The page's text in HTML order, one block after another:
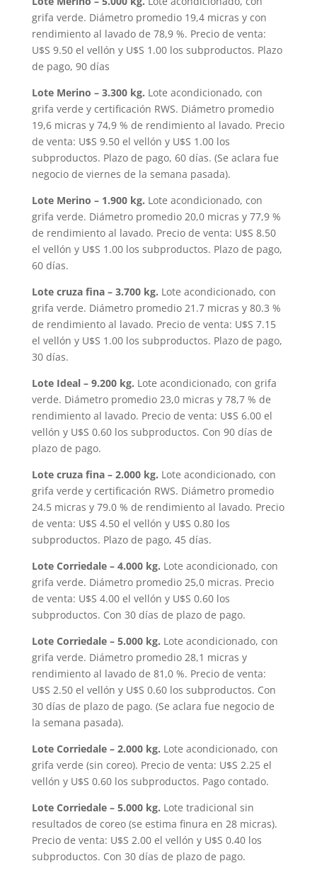
grifa verde. Diámetro promedio 19,4 micras y con
rendimiento al lavado de 78,9 %. Precio de venta:
U$S 9.50 el vellón y U$S 1.00 los subproductos. Plazo
de pago, 90 días
Lote Merino – 3.300 kg. Lote acondicionado, con
grifa verde y certificación RWS. Diámetro promedio
19,6 micras y 74,9 % de rendimiento al lavado. Precio
de venta: U$S 9.50 el vellón y U$S 1.00 los
subproductos. Plazo de pago, 60 días. (Se aclara fue
negocio de viernes de la semana pasada).
Lote Merino – 1.900 kg. Lote acondicionado, con
grifa verde. Diámetro promedio 20,0 micras y 77,9 %
de rendimiento al lavado. Precio de venta: U$S 8.50
el vellón y U$S 1.00 los subproductos. Plazo de pago,
60 días.
Lote cruza fina – 3.700 kg. Lote acondicionado, con
grifa verde. Diámetro promedio 21.7 micras y 80.3 %
de rendimiento al lavado. Precio de venta: U$S 7.15
el vellón y U$S 1.00 los subproductos. Plazo de pago,
30 días.
Lote Ideal – 9.200 kg. Lote acondicionado, con grifa
verde. Diámetro promedio 23,0 micras y 78,7 % de
rendimiento al lavado. Precio de venta: U$S 6.00 el
vellón y U$S 0.60 los subproductos. Con 90 días de
plazo de pago.
Lote cruza fina – 2.000 kg. Lote acondicionado, con
grifa verde y certificación RWS. Diámetro promedio
24.5 micras y 79.0 % de rendimiento al lavado. Precio
de venta: U$S 4.50 el vellón y U$S 0.80 los
subproductos. Plazo de pago, 45 días.
Lote Corriedale – 4.000 kg. Lote acondicionado, con
grifa verde. Diámetro promedio 25,0 micras. Precio
de venta: U$S 4.00 el vellón y U$S 0.60 los
subproductos. Con 30 días de plazo de pago.
Lote Corriedale – 5.000 kg. Lote acondicionado, con
grifa verde. Diámetro promedio 28,1 micras y
rendimiento al lavado de 81,0 %. Precio de venta:
U$S 2.50 el vellón y U$S 0.60 los subproductos. Con
30 días de plazo de pago. (Se aclara fue negocio de
la semana pasada).
Lote Corriedale – 2.000 kg. Lote acondicionado, con
grifa verde (sin coreo). Precio de venta: U$S 2.25 el
vellón y U$S 0.60 los subproductos. Pago contado.
Lote Corriedale – 5.000 kg. Lote tradicional sin
resultados de coreo (se estima finura en 28 micras).
Precio de venta: U$S 2.00 el vellón y U$S 0.40 los
subproductos. Con 30 días de plazo de pago.